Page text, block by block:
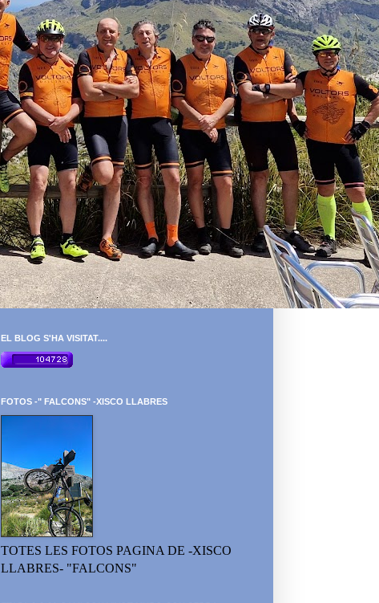
EL BLOG S'HA VISITAT....
FOTOS -" FALCONS" -XISCO LLABRES
TOTES LES FOTOS PAGINA DE -XISCO
LLABRES- "FALCONS"